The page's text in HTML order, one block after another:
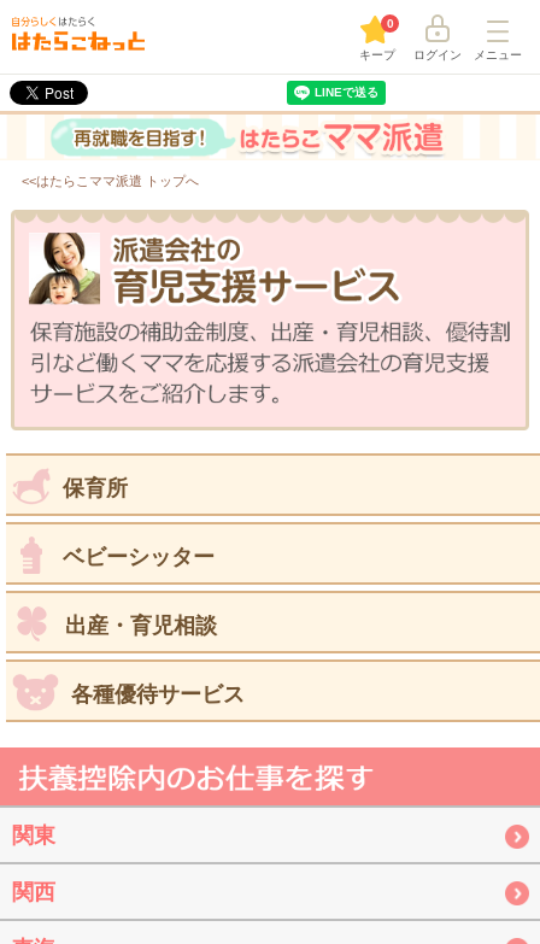
キープ
0
ログイン メニュー
<<はたらこママ派遣 トップへ
保育所
ベビーシッター
出産・育児相談
各種優待サービス
関東
関西